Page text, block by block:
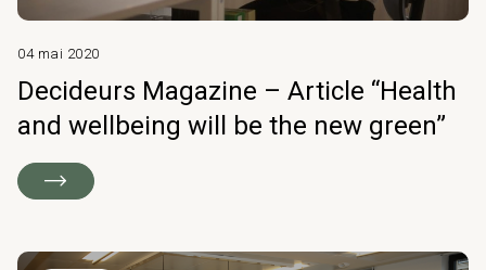
04 mai 2020
Decideurs Magazine – Article “Health
and wellbeing will be the new green”